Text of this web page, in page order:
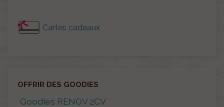
Cartes cadeaux
OFFRIR DES GOODIES
Goodies RENOV 2CV